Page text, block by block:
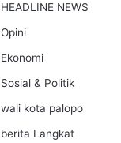
HEADLINE NEWS
Opini
Ekonomi
Sosial & Politik
wali kota palopo
berita Langkat